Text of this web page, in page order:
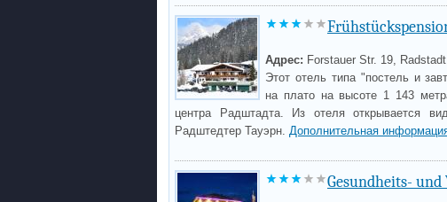
Адрес: Forstauer Str. 19, Radstadt
Этот отель типа "постель и
на плато на высоте 1 143
центра Радштадта. Из отеля открывается
Радштедтер Тауэрн. Дополнительная
Gesundheits-